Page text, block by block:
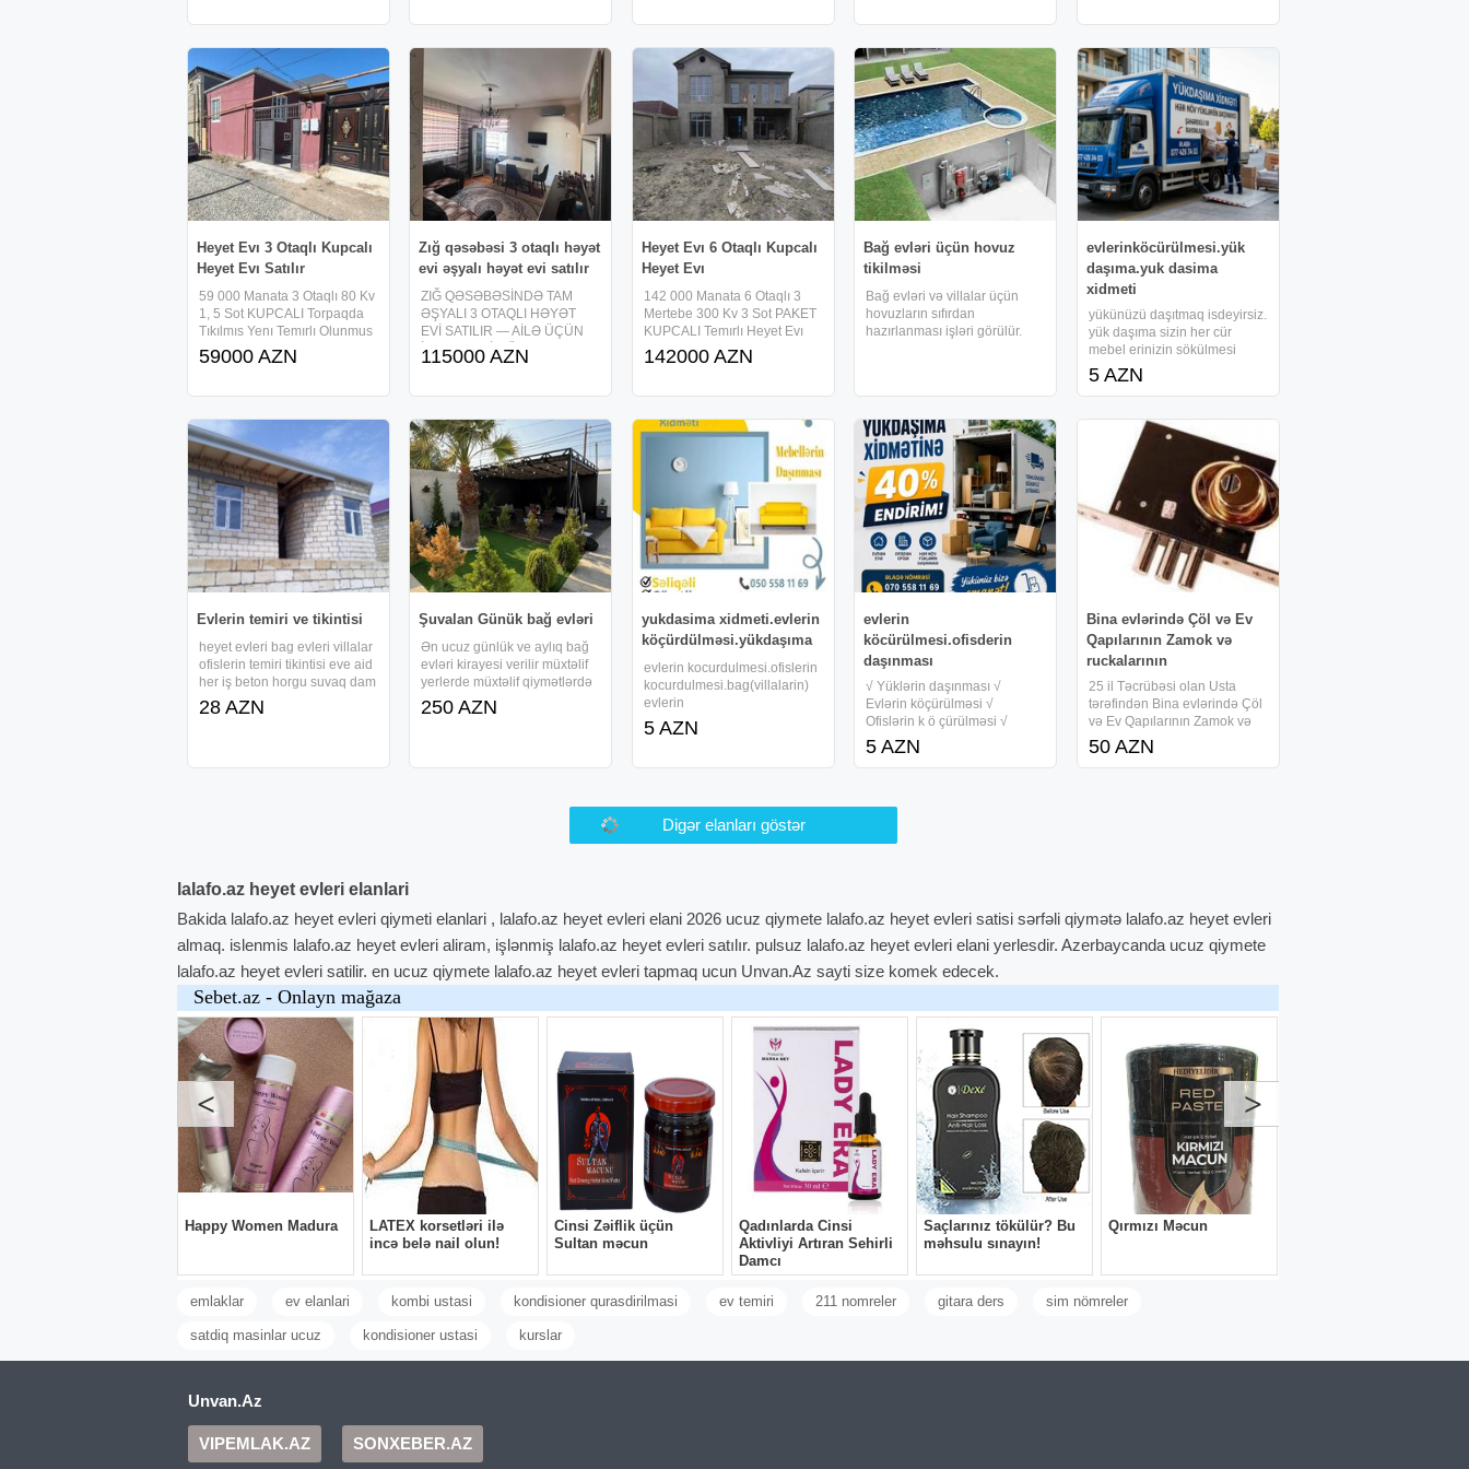
tikilir . Evin umumi
demir qapisi
avtobuslar keçir.paket dam,
Evin II mərtəbəsində 4 otaq: 1
Mektebe VE Marsuruta 50 -
Metr Mesafededır.En Hundur
Heyet Evı 3 Otaqlı Kupcalı
Heyet Evı Satılır
59 000 Manata 3 Otaqlı 80 Kv
1, 5 Sot KUPCALI Torpaqda
Tıkılmıs Yenı Temırlı Olunmus
Heyet Evı Satılır.Ev Abseron
Rayonu CAN TEPE
Ve Basının Kemerı KARKAZ
BETONDUR.Qosa Dasla
59000 AZN
Zığ qəsəbəsi 3 otaqlı həyət
evi əşyalı həyət evi satılır
ZIĞ QƏSƏBƏSİNDƏ TAM
ƏŞYALI 3 OTAQLI HƏYƏT
EVİ SATILIR — AİLƏ ÜÇÜN
İDEAL SEÇİM Ünvan: Zığ
qəsəbəsi, Günəşliyə yaxın
sahəsi: 1.5 sot Otaq sayı: 3
Tam
115000 AZN
Heyet Evı 6 Otaqlı Kupcalı
Heyet Evı
142 000 Manata 6 Otaqlı 3
Mertebe 300 Kv 3 Sot PAKET
KUPCALI Temırlı Heyet Evı
Satılır.Ev Abseron Rayonu
CAN TEPE Qesebesınde
Tamamlama Islerı Qalıb. 15
000 Manata Tam
142000 AZN
Bağ evləri üçün hovuz
tikilməsi
Bağ evləri və villalar üçün
hovuzların sıfırdan
hazırlanması işləri görülür.
keyfiyyətli materiallarla
həyata
evlerinköcürülmesi.yük
daşıma.yuk dasima
xidmeti
yükünüzü daşıtmaq isdeyirsiz.
yük daşıma sizin her cür
mebel erinizin sökülmesi
daşınması yıgılması.en serfeli
qiymetle x idmet
ve piyaninanın daşınm as ı.
bina evlerine heyet evlerine
5 AZN
Evlerin temiri ve tikintisi
heyet evleri bag evleri villalar
ofislerin temiri tikintisi eve aid
her iş beton horgu suvaq dam
çardaq ve.s gorulen işlere
zemanet veririk 20 illik iş
olacaq ortada vasiteci
28 AZN
Şuvalan Günük bağ evləri
Ən ucuz günlük ve aylıq bağ
evləri kirayesi verilir müxtəlif
yerlerde müxtəlif qiymətlərdə
dəyişikil edirik adam sayına
görə qiymətlər desilir hemcin
nəfərlik banket
250 AZN
yukdasima xidmeti.evlerin
köçürdülməsi.yükdaşıma
evlerin kocurdulmesi.ofislerin
kocurdulmesi.bag(villalarin)
evlerin
kocurdulmesi.mebellerin
otaqdan otaqa kecirdilmesi.p
dasinmasi.evlere pulsuz
baxis
5 AZN
evlerin
köcürülmesi.ofisderin
daşınması
√ Yüklərin daşınması √
Evlərin köçürülməsi √
Ofislərin k ö çürülməsi √
Anbarların köçürülməsi √
Mebellərin Sökülüb B ü
və iş ç i qüvvəsi √ Şəhər və
5 AZN
Bina evlərində Çöl və Ev
Qapılarının Zamok və
ruckalarının
25 il Təcrübəsi olan Usta
tərəfindən Bina evlərində Çöl
və Ev Qapılarının Zamok və
ruckalarının dəyişdirilməsi.
Qiyməti RAZİLAŞMA yolu ilə.
50 AZN
Restoran, otel, bağ evləri
üçün masaüstü lampalar
Tədbiq sahəsi: Restoran, oﬁs,
kafe, kitabxana, ev və bağ
evləri. Ölçülər: Diametr 12.5
sm × Hündürlük 20.5 sm
Material: Dəmir + ABS Rəng:
Qızılı Gərginlik: 5V Güc: 1.5W
Xalis çəkisi: 274 qram Rəng
temperaturu: 3 rəng +
20 AZN
üçün masaüstü lampalar
Tədbiq sahəsi: Restoran, oﬁs,
kafe, kitabxana, ev və bağ
evləri Ölçülər: Diametr 15.5
sm × Hündürlük 20.5 sm
Material: Dəmir + ABS Rəng:
Gümüşü və qızılı Xalis çəki
(qablaşdırma daxil): 354 qram
Güc: 3W Rəng
25 AZN
üçün masaüstü lampalar
Tədbiq sahəsi: Restoran, oﬁs,
kafe, kitabxana, ev və bağ
evləri Ölçülər: Diametr 12.5
sm × Hündürlük 32 sm
Material: Dəmir + akril Rəng:
Qızılı/qara Məhsulun xalis
çəkisi: 350 qram Gərginlik: 5V
Güc: 2.5W Rəng
30 AZN
köçürülməsi
Yükdaşıma xidməti yuk
dasima mebel ustası Bağ
evlərin köçürülməsi
yükdaşıma Evlerin
kocurdulmesi. Ofislerin
kocurdulmesi Pianini ve
royallarin dasinmasi Agir
seyflerin ve bankamatlarin
dasinmasi Tikinti
10 AZN
Qapılarının iç tərəfinin
Apşifkası
20 il iş Təcrübəsi olan Usta
tərəfindən Bina evlərində Çöl
Qapılarının iç tərəfinin
(Apşifkası) yığılması. Yığılma
qiyməti və Materiyal içində
olmaq şərti ilə, Ölçülərə
Əsasən RAZİLAŞMA yolu ilə.
150 AZN
Pirşağı aylıq bağ evləri
evləri kirayesi verilir müxtəlif
yerlerde müxtəlif qiymətlərdə
dəyişikil edirik adam sayına
görə qiymətlər desilir hemcin
4500 AZN
Təbriz Evləri | 100.5 m² | 2
KUPÇALI MƏNZİL SATILIR.
Nərimanov rayonu (ÇAPAYEV
- PARK LANE BİNASI) 28 May
evlerin ofislerin
Bina evlərində Çöl Qap-nın
London Evləri